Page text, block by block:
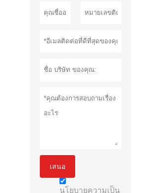
เสนอ
นโยบายความเป็น